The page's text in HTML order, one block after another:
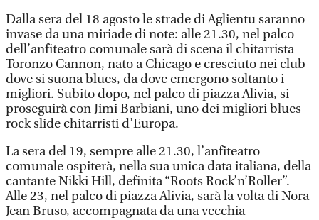
Dalla sera del 18 agosto le strade di Aglientu saranno
invase da una miriade di note: alle 21.30, nel palco
dell’anfiteatro comunale sarà di scena il chitarrista
Toronzo Cannon, nato a Chicago e cresciuto nei club
dove si suona blues, da dove emergono soltanto i
migliori. Subito dopo, nel palco di piazza Alivia, si
proseguirà con Jimi Barbiani, uno dei migliori blues
rock slide chitarristi d’Europa.
La sera del 19, sempre alle 21.30, l’anfiteatro
comunale ospiterà, nella sua unica data italiana, della
cantante Nikki Hill, definita “Roots Rock’n’Roller”.
Alle 23, nel palco di piazza Alivia, sarà la volta di Nora
Jean Bruso, accompagnata da una vecchia